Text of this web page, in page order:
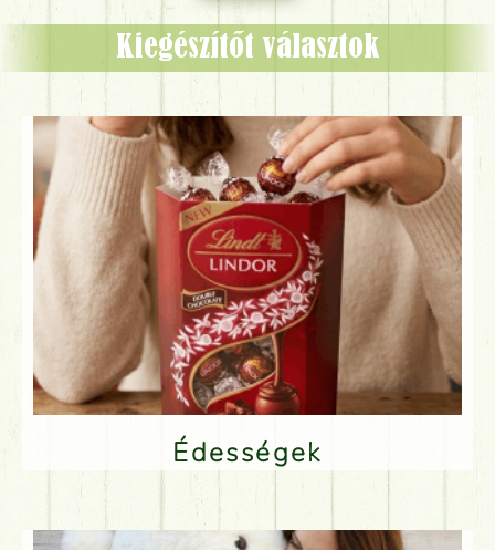
Kiegészítőt választok
Édességek